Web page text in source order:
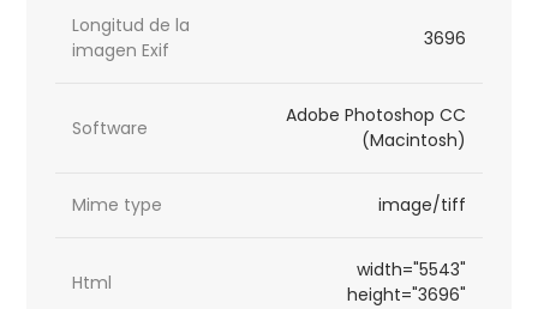
Longitud de la
imagen Exif
3696
Software
Adobe Photoshop CC
(Macintosh)
Mime type image/tiff
Html
width="5543"
height="3696"